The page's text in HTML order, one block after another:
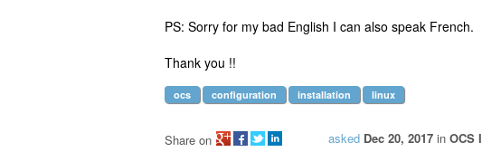
PS: Sorry for my bad English I can also speak French.
Thank you !!
ocs configuration installation linux
asked Dec 20, 2017 in OCS
Share on